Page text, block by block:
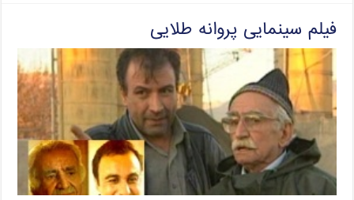
فیلم سینمایی پروانه طلایی